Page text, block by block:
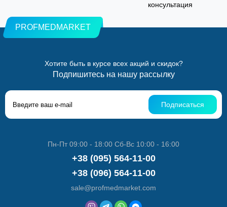
консультация
PROFMEDMARKET
Хотите быть в курсе всех акций и скидок?
Подпишитесь на нашу рассылку
Подписаться
Пн-Пт 09:00 - 18:00 Сб-Вс 10:00 - 16:00
+38 (095) 564-11-00
+38 (096) 564-11-00
sale@profmedmarket.com